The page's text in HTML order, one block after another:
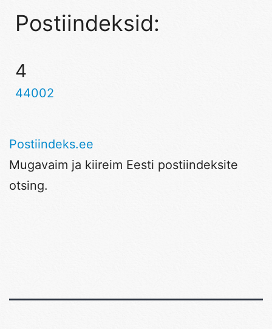
Postiindeksid:
4
44002
Postiindeks.ee
Mugavaim ja kiireim Eesti postiindeksite
otsing.